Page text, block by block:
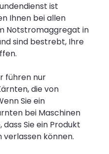
ist
Ihnen bei allen
Notstromaggregat in
sind bestrebt, Ihre
führen nur
die von
Sie ein
bei Maschinen
dass Sie ein Produkt
verlassen können.